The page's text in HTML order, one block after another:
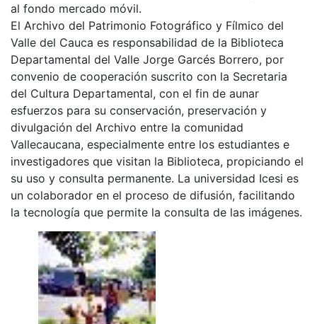
al fondo mercado móvil.
El Archivo del Patrimonio Fotográfico y Fílmico del
Valle del Cauca es responsabilidad de la Biblioteca
Departamental del Valle Jorge Garcés Borrero, por
convenio de cooperación suscrito con la Secretaria
del Cultura Departamental, con el fin de aunar
esfuerzos para su conservación, preservación y
divulgación del Archivo entre la comunidad
Vallecaucana, especialmente entre los estudiantes e
investigadores que visitan la Biblioteca, propiciando el
su uso y consulta permanente. La universidad Icesi es
un colaborador en el proceso de difusión, facilitando
la tecnología que permite la consulta de las imágenes.